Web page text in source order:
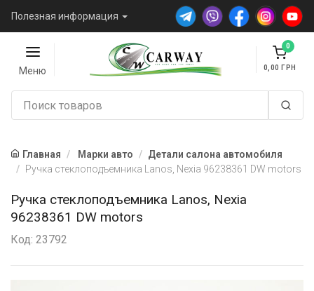
Полезная информация
Меню
0
0,00
Главная Марки авто
Детали салона автомобиля
Ручка стеклоподъемника Lanos, Nexia 96238361 DW motors
Ручка стеклоподъемника Lanos, Nexia
96238361 DW motors
Код: 23792